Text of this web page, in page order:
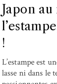
Japon au
!
L’estampe est
lasse ni dans le